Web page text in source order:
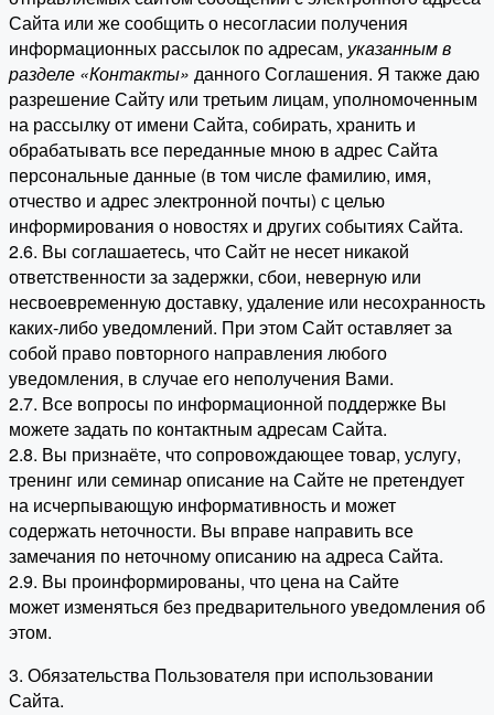
Сайта или же сообщить о несогласии получения
информационных рассылок по адресам, указанным в
разделе «Контакты» данного Соглашения. Я также даю
разрешение Сайту или третьим лицам, уполномоченным
на рассылку от имени Сайта, собирать, хранить и
обрабатывать все переданные мною в адрес Сайта
персональные данные (в том числе фамилию, имя,
отчество и адрес электронной почты) с целью
информирования о новостях и других событиях Сайта.
2.6. Вы соглашаетесь, что Сайт не несет никакой
ответственности за задержки, сбои, неверную или
несвоевременную доставку, удаление или несохранность
каких-либо уведомлений. При этом Сайт оставляет за
собой право повторного направления любого
уведомления, в случае его неполучения Вами.
2.7. Все вопросы по информационной поддержке Вы
можете задать по контактным адресам Сайта.
2.8. Вы признаёте, что сопровождающее товар, услугу,
тренинг или семинар описание на Сайте не претендует
на исчерпывающую информативность и может
содержать неточности. Вы вправе направить все
замечания по неточному описанию на адреса Сайта.
2.9. Вы проинформированы, что цена на Сайте
может изменяться без предварительного уведомления об
этом.
3. Обязательства Пользователя при использовании
Сайта.